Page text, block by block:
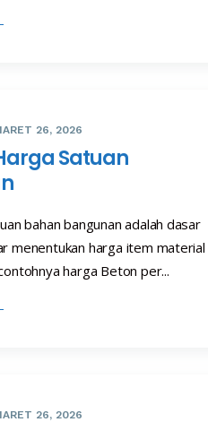
26, 2026
Satuan
bahan bangunan adalah dasar
menentukan harga item material
harga Beton per...
26, 2026